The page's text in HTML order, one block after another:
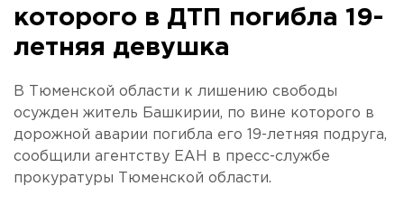
которого в ДТП погибла 19-
летняя девушка
В Тюменской области к лишению свободы
осужден житель Башкирии, по вине которого в
дорожной аварии погибла его 19-летняя подруга,
сообщили агентству ЕАН в пресс-службе
прокуратуры Тюменской области.